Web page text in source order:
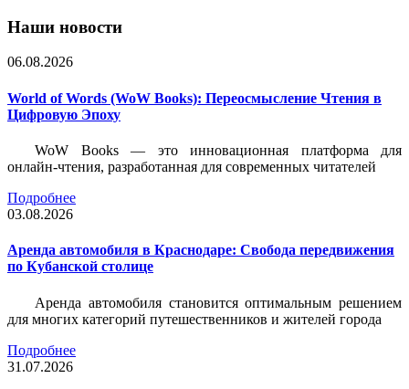
Наши новости
06.08.2026
World of Words (WoW Books): Переосмысление Чтения в
Цифровую Эпоху
WoW Books — это инновационная платформа для
онлайн-чтения, разработанная для современных читателей
Подробнее
03.08.2026
Аренда автомобиля в Краснодаре: Свобода передвижения
по Кубанской столице
Аренда автомобиля становится оптимальным решением
для многих категорий путешественников и жителей города
Подробнее
31.07.2026